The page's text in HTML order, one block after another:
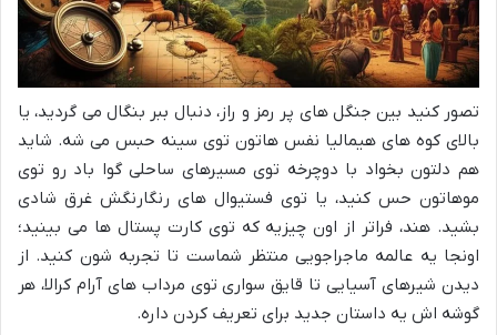
تصور کنید بین جنگل های پر رمز و راز، دنبال ببر بنگال می گردید، یا
بالای کوه های هیمالیا نفس هاتون توی سینه حبس می شه. شاید
هم دلتون بخواد با دوچرخه توی مسیرهای ساحلی گوا باد رو توی
موهاتون حس کنید، یا توی فستیوال های رنگارنگش غرق شادی
بشید. هند، فراتر از اون چیزیه که توی کارت پستال ها می بینید؛
اونجا یه عالمه ماجراجویی منتظر شماست تا تجربه شون کنید. از
دیدن شیرهای آسیایی تا قایق سواری توی مرداب های آرام کرالا، هر
گوشه اش یه داستان جدید برای تعریف کردن داره.